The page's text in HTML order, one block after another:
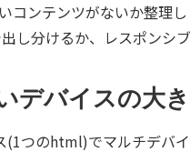
ンテンツがないか整理し
し分けるか、レスポンシ
デバイスの大
つのhtml)でマルチデバ